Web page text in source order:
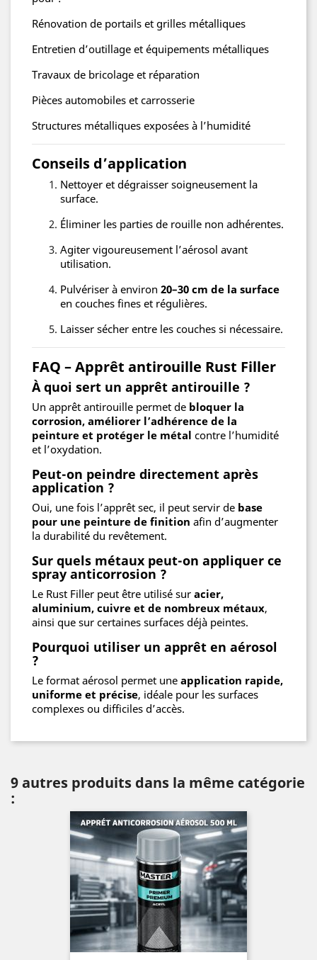
Rénovation de portails et grilles métalliques
Entretien d’outillage et équipements métalliques
Travaux de bricolage et réparation
Pièces automobiles et carrosserie
Structures métalliques exposées à l’humidité
Conseils d’application
Nettoyer et dégraisser soigneusement la
surface.
Éliminer les parties de rouille non adhérentes.
Agiter vigoureusement l’aérosol avant
utilisation.
Pulvériser à environ 20–30 cm de la surface
en couches fines et régulières.
Laisser sécher entre les couches si nécessaire.
FAQ – Apprêt antirouille Rust Filler
À quoi sert un apprêt antirouille ?
Un apprêt antirouille permet de bloquer la
corrosion, améliorer l’adhérence de la
peinture et protéger le métal contre l’humidité
et l’oxydation.
Peut-on peindre directement après
application ?
Oui, une fois l’apprêt sec, il peut servir de base
pour une peinture de finition afin d’augmenter
la durabilité du revêtement.
Sur quels métaux peut-on appliquer ce
spray anticorrosion ?
Le Rust Filler peut être utilisé sur acier,
aluminium, cuivre et de nombreux métaux,
ainsi que sur certaines surfaces déjà peintes.
Pourquoi utiliser un apprêt en aérosol
?
Le format aérosol permet une application rapide,
uniforme et précise, idéale pour les surfaces
complexes ou difficiles d’accès.
9 autres produits dans la même catégorie
: